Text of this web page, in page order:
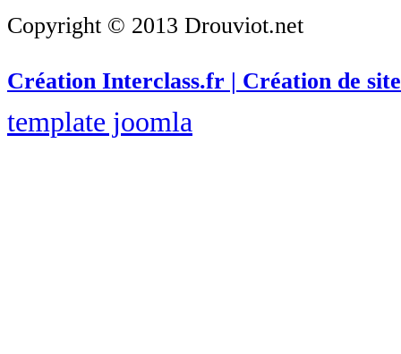
Copyright © 2013 Drouviot.net
Création Interclass.fr | Création de
template joomla